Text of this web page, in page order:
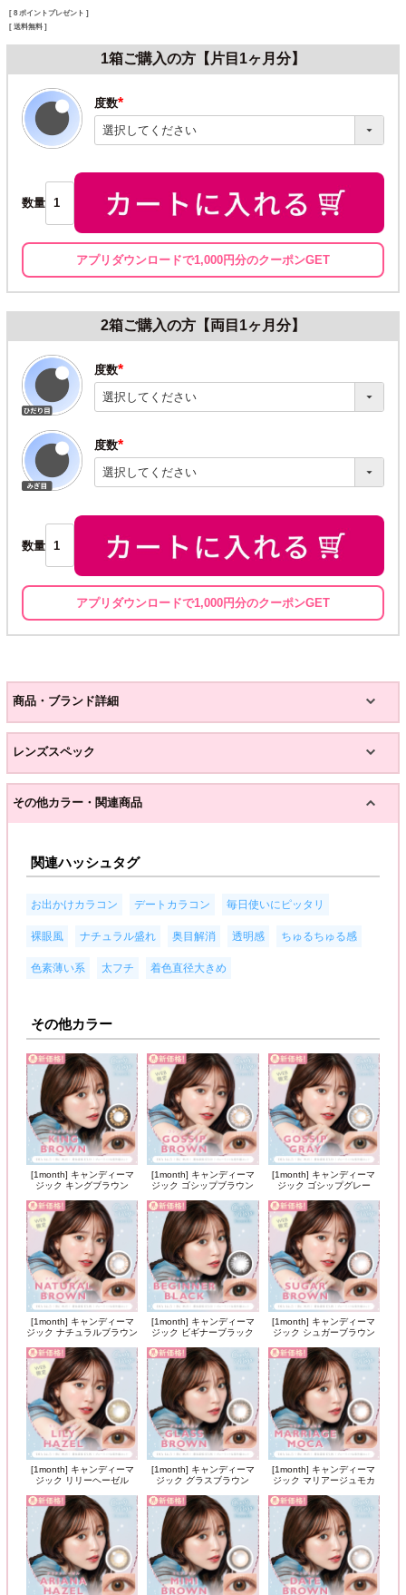
[ 8 ポイントプレゼント ]
送料無料
1箱ご購入の方【片目1ヶ月分】
度数
(必
須)
数量
アプリダウンロードで1,000円分のクーポンGET
2箱ご購入の方【両目1ヶ月分】
度数
(必
須)
度数
(必
須)
数量
アプリダウンロードで1,000円分のクーポンGET
商品・ブランド詳細
レンズスペック
その他カラー・関連商品
関連ハッシュタグ
お出かけカラコン デートカラコン 毎日使いにピッタリ
裸眼風 ナチュラル盛れ 奥目解消 透明感 ちゅるちゅる感
色素薄い系 太フチ 着色直径大きめ
その他カラー
[1month] キャンディーマ
ジック キングブラウン
[1month] キャンディーマ
ジック ゴシップブラウン
[1month] キャンディーマ
ジック ゴシップグレー
[1month] キャンディーマ
ジック ナチュラルブラウン
[1month] キャンディーマ
ジック ビギナーブラック
[1month] キャンディーマ
ジック シュガーブラウン
[1month] キャンディーマ
ジック リリーヘーゼル
[1month] キャンディーマ
ジック グラスブラウン
[1month] キャンディーマ
ジック マリアージュモカ